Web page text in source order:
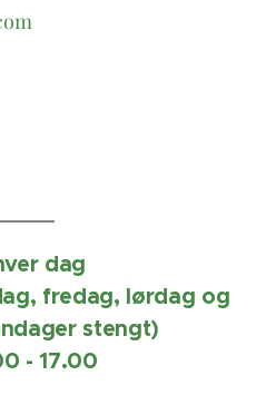
dag ☀️
fredag, lørdag og
stengt)
- 17.00